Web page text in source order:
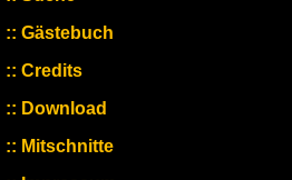
Gästebuch
Credits
Download
Mitschnitte